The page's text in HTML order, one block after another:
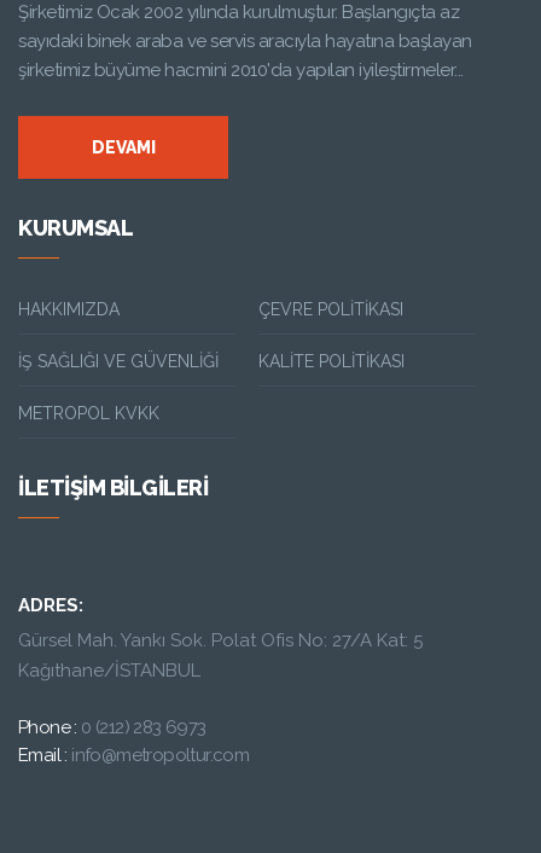
Şirketimiz Ocak 2002 yılında kurulmuştur. Başlangıçta az
sayıdaki binek araba ve servis aracıyla hayatına başlayan
şirketimiz büyüme hacmini 2010'da yapılan iyileştirmeler...
DEVAMI
KURUMSAL
HAKKIMIZDA ÇEVRE POLITIKASI
İŞ SAĞLIĞI VE GÜVENLIĞI KALITE POLITIKASI
METROPOL KVKK
İLETIŞIM BILGILERI
ADRES:
Gürsel Mah. Yankı Sok. Polat Ofis No: 27/A Kat: 5
Kağıthane/İSTANBUL
Phone : 0 (212) 283 6973
Email : info@metropoltur.com